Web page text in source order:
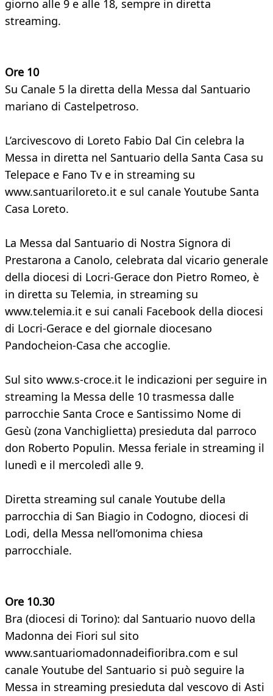
giorno alle 9 e alle 18, sempre in diretta
streaming.
Ore 10
Su Canale 5 la diretta della Messa dal Santuario
mariano di Castelpetroso.
L’arcivescovo di Loreto Fabio Dal Cin celebra la
Messa in diretta nel Santuario della Santa Casa su
Telepace e Fano Tv e in streaming su
www.santuariloreto.it e sul canale Youtube Santa
Casa Loreto.
La Messa dal Santuario di Nostra Signora di
Prestarona a Canolo, celebrata dal vicario generale
della diocesi di Locri-Gerace don Pietro Romeo, è
in diretta su Telemia, in streaming su
www.telemia.it e sui canali Facebook della diocesi
di Locri-Gerace e del giornale diocesano
Pandocheion-Casa che accoglie.
Sul sito www.s-croce.it le indicazioni per seguire in
streaming la Messa delle 10 trasmessa dalle
parrocchie Santa Croce e Santissimo Nome di
Gesù (zona Vanchiglietta) presieduta dal parroco
don Roberto Populin. Messa feriale in streaming il
lunedì e il mercoledì alle 9.
Diretta streaming sul canale Youtube della
parrocchia di San Biagio in Codogno, diocesi di
Lodi, della Messa nell’omonima chiesa
parrocchiale.
Ore 10.30
Bra (diocesi di Torino): dal Santuario nuovo della
Madonna dei Fiori sul sito
www.santuariomadonnadeifioribra.com e sul
canale Youtube del Santuario si può seguire la
Messa in streaming presieduta dal vescovo di Asti